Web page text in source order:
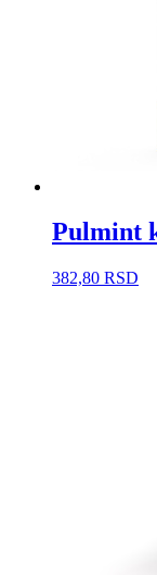
Pulmint
382,80 RSD